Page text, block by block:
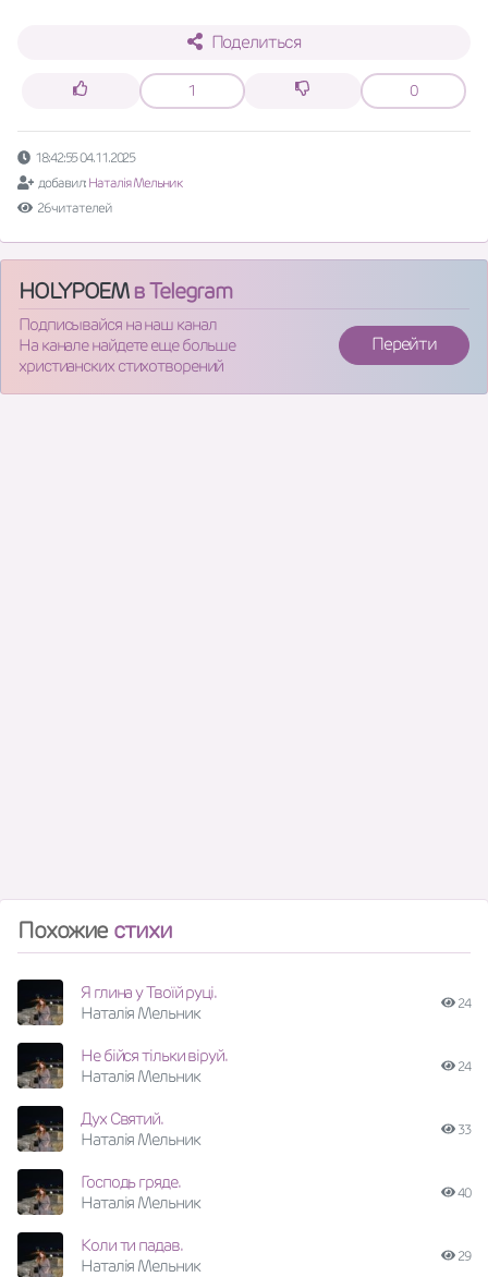
Поделиться
1 0
18:42:55 04.11.2025
добавил: Наталія Мельник
26 читателей
HOLYPOEMв Telegram
Подписывайся на наш канал
На канале найдете еще больше
христианских стихотворений
Перейти
Похожие стихи
Я глина у Твоїй руці.
Наталія Мельник
24
Не бійся тільки віруй.
Наталія Мельник
24
Дух Святий.
Наталія Мельник
33
Господь гряде.
Наталія Мельник
40
Коли ти падав.
Наталія Мельник
29